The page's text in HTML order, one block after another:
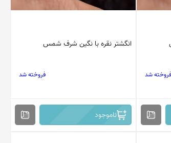
فروخته شد
انگشتر نقره با نگین شرف شمس
فروخته شد
ناموجود